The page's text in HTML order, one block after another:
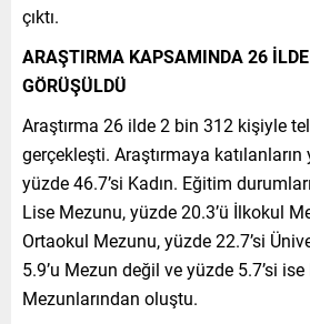
çıktı.
ARAŞTIRMA KAPSAMINDA 26
GÖRÜŞÜLDÜ
Araştırma 26 ilde 2 bin 312 kişiyle
gerçekleşti. Araştırmaya katılanların
yüzde 46.7’si Kadın. Eğitim
Lise Mezunu, yüzde 20.3’ü İlkokul
Ortaokul Mezunu, yüzde 22.7’si
5.9’u Mezun değil ve yüzde 5.7’si
Mezunlarından oluştu.